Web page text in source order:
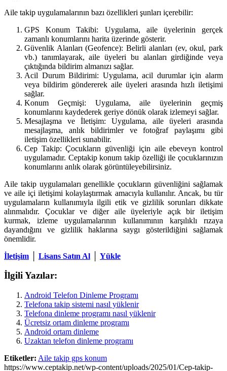
Aile takip uygulamalarının bazı özellikleri şunları içerebilir:
GPS Konum Takibi: Uygulama, aile üyelerinin gerçek
zamanlı konumlarını harita üzerinde gösterir.
Güvenlik Alanları (Geofence): Belirli alanları (ev, okul, park
vb.) tanımlayarak, aile üyeleri bu alanları girdiğinde veya
çıktığında bildirim almanızı sağlar.
Acil Durum Bildirimi: Uygulama, acil durumlar için alarm
veya bildirim göndererek aile üyeleri arasında hızlı iletişimi
sağlar.
Konum Geçmişi: Uygulama, aile üyelerinin geçmiş
konumlarını kaydederek geriye dönük olarak izlemeyi sağlar.
Mesajlaşma ve İletişim: Uygulama, aile üyeleri arasında
mesajlaşma, anlık bildirimler ve fotoğraf paylaşımı gibi
iletişim özellikleri sunabilir.
Cep Takip: Çocukların güvenliği için aile ebeveyn kontrol
uygulamadır. Ceptakip konum takip özelliği ile çocuklarınızın
konumlarını anlık olarak görüntüleyebilirsiniz.
Aile takip uygulamaları genellikle çocukların güvenliğini sağlamak
ve aile içi iletişimi kolaylaştırmak amacıyla kullanılır. Ancak, bu tür
uygulamaların kullanımıyla ilgili etik ve gizlilik sorunları dikkate
alınmalıdır. Çocuklar ve diğer aile üyeleriyle açık bir iletişim
kurmak, izleme uygulamalarının kullanımının karşılıklı rızaya
dayandığını ve gizlilik haklarına saygı gösterildiğini sağlamak
önemlidir.
İletişim
Lisans Satın Al Yükle
İlgili Yazılar:
Android Telefon Dinleme Programı
Telefona takip sistemi nasıl yüklenir
Telefona dinleme programı nasıl yüklenir
Ücretsiz ortam dinleme programı
Android ortam dinleme
Uzaktan telefon dinleme programı
Etiketler: Aile takip gps konum
https://www.ceptakip.net/wp-content/uploads/2025/01/Cep-takip-